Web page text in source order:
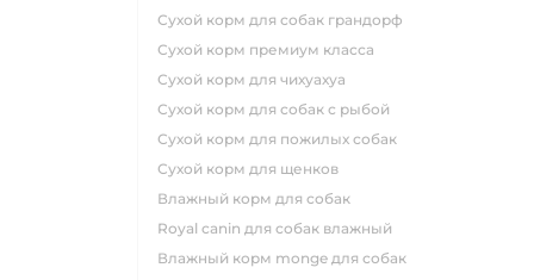
сухой корм для собак грандорф
сухой корм премиум класса
сухой корм для чихуахуа
сухой корм для собак с рыбой
сухой корм для пожилых собак
сухой корм для щенков
влажный корм для собак
royal canin для собак влажный
влажный корм monge для собак